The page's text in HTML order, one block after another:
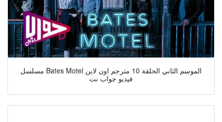
مسلسل Bates Motel الموسم الثاني الحلقة 10 مترجم اون لاين
فيديو جواب نت